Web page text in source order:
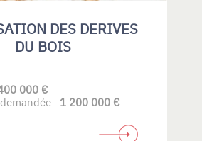
DES DERIVES
DU BOIS
000 €
: 1 200 000 €